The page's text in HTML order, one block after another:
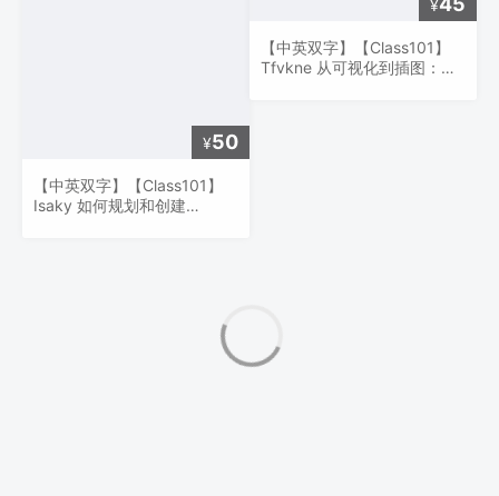
¥50
【中英双字】【Class101】
Isaky 如何规划和创建
¥
【中英双字】【Class101】
Tfvkne 从可视化到插图：了